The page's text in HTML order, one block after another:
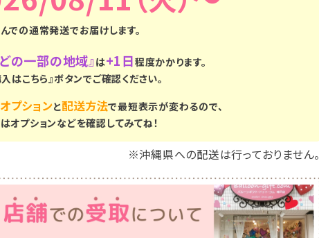
での通常発送でお届けします。
の一部の地域』は+1日程度かかります。
はこちら』ボタンでご確認ください。
プションと配送方法で最短表示が変わるので、
オプションなどを確認してみてね！
※沖縄県への配送は行っておりません。